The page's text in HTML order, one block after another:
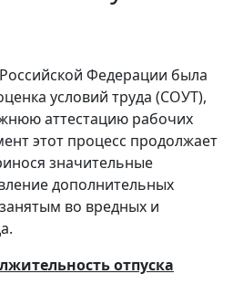
Федерации была
условий труда (СОУТ),
аттестацию рабочих
этот процесс продолжает
значительные
дополнительных
во вредных и
отпуска